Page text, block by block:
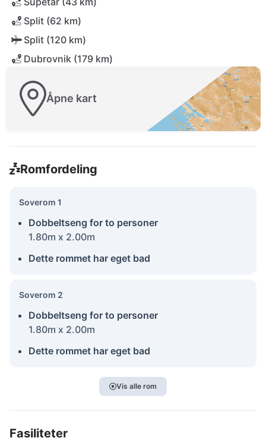
Split (62 km)
Split (120 km)
Dubrovnik (179 km)
Åpne kart
Romfordeling
Soverom 1
Dobbeltseng for to personer
1.80m x 2.00m
Dette rommet har eget bad
Soverom 2
Dobbeltseng for to personer
1.80m x 2.00m
Dette rommet har eget bad
Vis alle rom
Fasiliteter